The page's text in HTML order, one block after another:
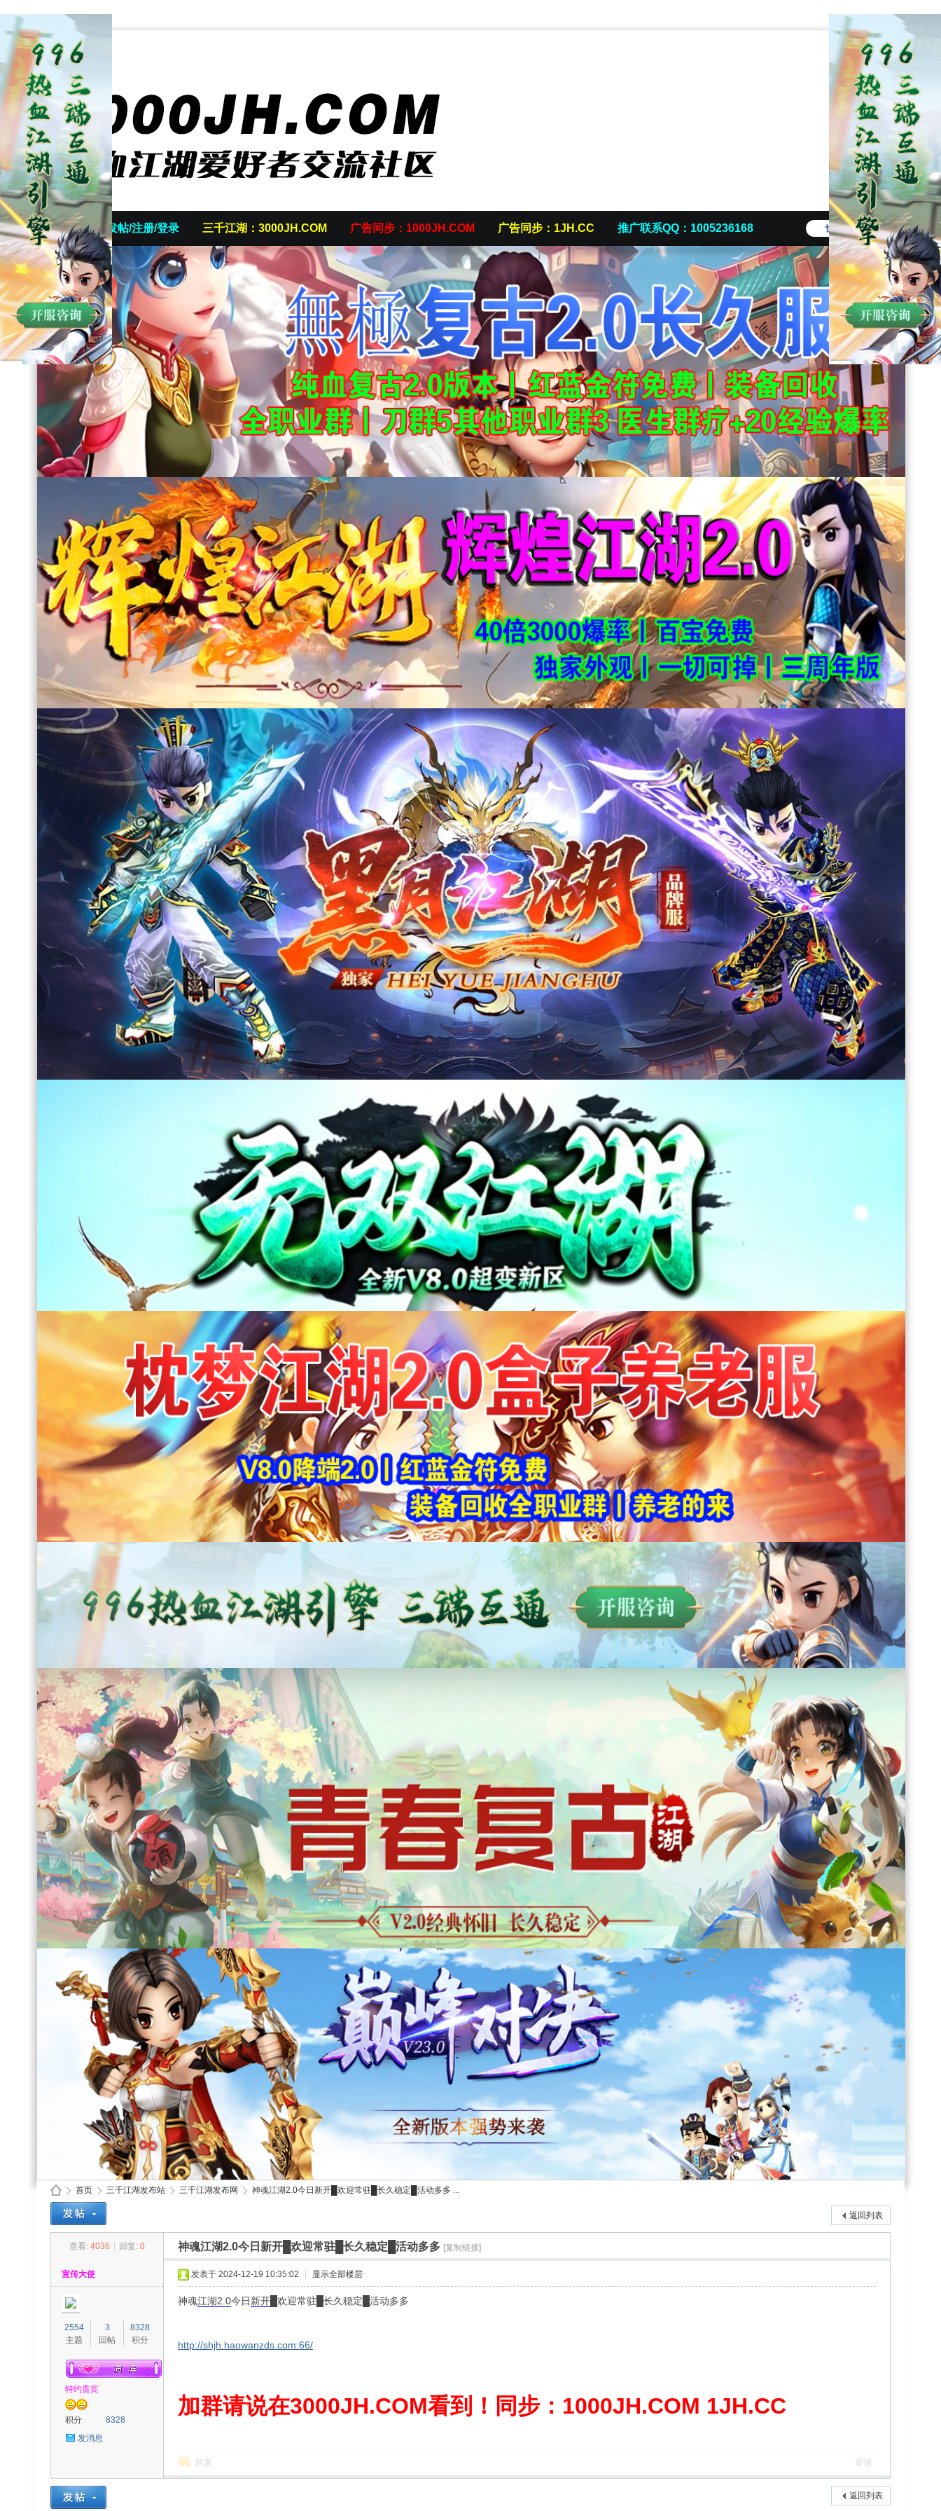
快捷导航
首页 发帖/注册/登录 三千江湖：3000JH.COM 广告同步：1000JH.COM 广告同步：1JH.CC 推广联系QQ：1005236168
首页
›
三千江湖发布站 三千江湖发布网
›
神魂江湖2.0今日新开█欢迎常驻█长久稳定█活动多多 ...
返回列表
查看: 4036 回复: 0 神魂江湖2.0今日新开█欢迎常驻█长久稳定█活动多多 [复制链接]
宣传大使
2554
主题
3
回帖
8328
积分
特约贵宾
积分
8328
发消息
发表于 2024-12-19 10:35:02 显示全部楼层
神魂江湖2.0今日新开 █欢迎常驻█长久稳定█活动多多
http://shjh.haowanzds.com:66/
加群请说在3000JH.COM看到！同步：1000JH.COM 1JH.CC
回复 举报
返回列表